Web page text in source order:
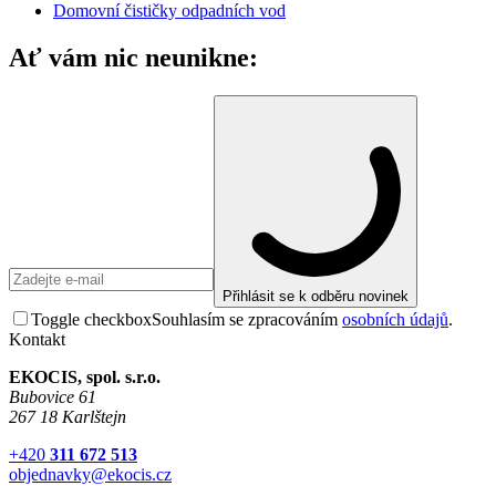
Domovní čističky odpadních vod
Ať vám nic neunikne:
Přihlásit se k odběru novinek
Toggle checkboxSouhlasím se zpracováním osobních údajů.
Kontakt
EKOCIS, spol. s.r.o.
Bubovice 61
267 18 Karlštejn
+420 311 672 513
objednavky@ekocis.cz